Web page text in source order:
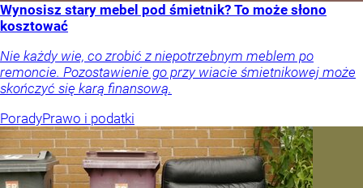
Wynosisz stary mebel pod śmietnik? To może słono
kosztować
Nie każdy wie, co zrobić z niepotrzebnym meblem po
remoncie. Pozostawienie go przy wiacie śmietnikowej może
skończyć się karą finansową.
PoradyPrawo i podatki